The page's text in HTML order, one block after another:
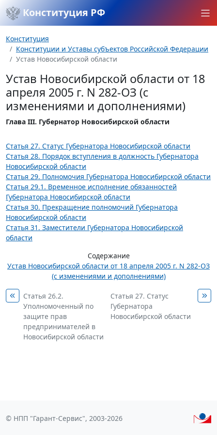
Конституция РФ
Конституция
Конституции и Уставы субъектов Российской Федерации
Устав Новосибирской области
Устав Новосибирской области от 18
апреля 2005 г. N 282-ОЗ (с
изменениями и дополнениями)
Глава III. Губернатор Новосибирской области
Статья 27. Статус Губернатора Новосибирской области
Статья 28. Порядок вступления в должность Губернатора
Новосибирской области
Статья 29. Полномочия Губернатора Новосибирской области
Статья 29.1. Временное исполнение обязанностей
Губернатора Новосибирской области
Статья 30. Прекращение полномочий Губернатора
Новосибирской области
Статья 31. Заместители Губернатора Новосибирской
области
Содержание
Устав Новосибирской области от 18 апреля 2005 г. N 282-ОЗ
(с изменениями и дополнениями)
Статья 26.2.
Уполномоченный по
защите прав
предпринимателей в
Новосибирской области
Статья 27. Статус
Губернатора
Новосибирской области
© НПП "Гарант-Сервис", 2003-2026